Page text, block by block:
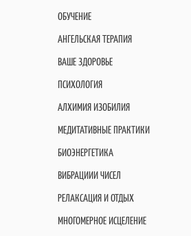
ОБУЧЕНИЕ
АНГЕЛЬСКАЯ ТЕРАПИЯ
ВАШЕ ЗДОРОВЬЕ
ПСИХОЛОГИЯ
АЛХИМИЯ ИЗОБИЛИЯ
МЕДИТАТИВНЫЕ ПРАКТИКИ
БИОЭНЕРГЕТИКА
ВИБРАЦИИИ ЧИСЕЛ
РЕЛАКСАЦИЯ И ОТДЫХ
МНОГОМЕРНОЕ ИСЦЕЛЕНИЕ